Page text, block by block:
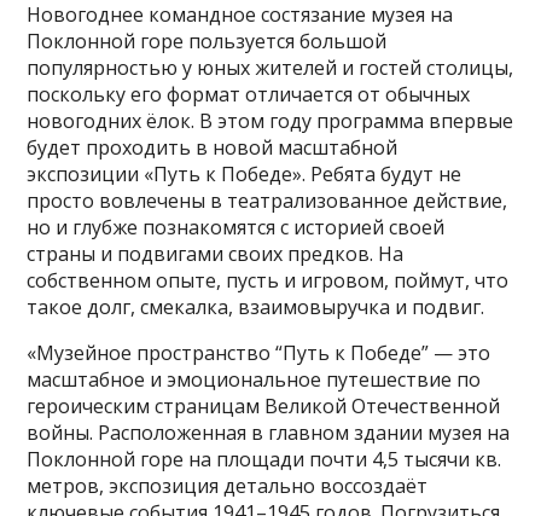
Новогоднее командное состязание музея на
Поклонной горе пользуется большой
популярностью у юных жителей и гостей столицы,
поскольку его формат отличается от обычных
новогодних ёлок. В этом году программа впервые
будет проходить в новой масштабной
экспозиции «Путь к Победе». Ребята будут не
просто вовлечены в театрализованное действие,
но и глубже познакомятся с историей своей
страны и подвигами своих предков. На
собственном опыте, пусть и игровом, поймут, что
такое долг, смекалка, взаимовыручка и подвиг.
«Музейное пространство “Путь к Победе” — это
масштабное и эмоциональное путешествие по
героическим страницам Великой Отечественной
войны. Расположенная в главном здании музея на
Поклонной горе на площади почти 4,5 тысячи кв.
метров, экспозиция детально воссоздаёт